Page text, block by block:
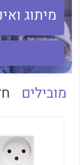
לכל מוצרי היצרן
מיתוג
מובילים